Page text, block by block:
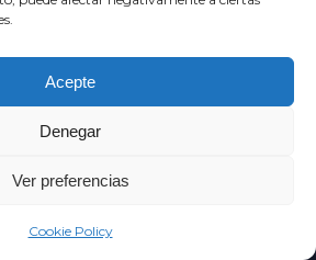
Acepte
Denegar
Ver preferencias
Cookie Policy
Futuraweb srl